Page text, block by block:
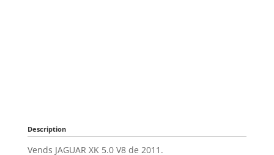
Description
Vends JAGUAR XK 5.0 V8 de 2011.